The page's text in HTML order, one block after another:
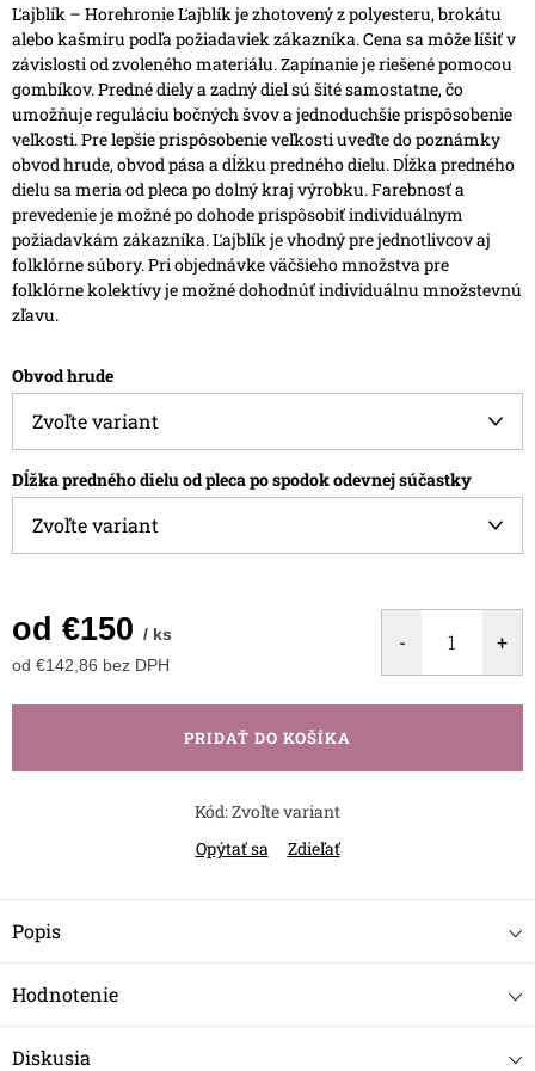
Ľajblík – HorehronieĽajblík je zhotovený z polyesteru, brokátu
alebo kašmíru podľa požiadaviek zákazníka. Cena sa môže líšiť v
závislosti od zvoleného materiálu.Zapínanie je riešené pomocou
gombíkov. Predné diely a zadný diel sú šité samostatne, čo
umožňuje reguláciu bočných švov a jednoduchšie prispôsobenie
veľkosti.Pre lepšie prispôsobenie veľkosti uveďte do poznámky
obvod hrude, obvod pása a dĺžku predného dielu. Dĺžka predného
dielu sa meria od pleca po dolný kraj výrobku.Farebnosť a
prevedenie je možné po dohode prispôsobiť individuálnym
požiadavkám zákazníka.Ľajblík je vhodný pre jednotlivcov aj
folklórne súbory. Pri objednávke väčšieho množstva pre
folklórne kolektívy je možné dohodnúť individuálnu množstevnú
zľavu.
Obvod hrude
Dĺžka predného dielu od pleca po spodok odevnej súčastky
od €150 / ks
od €142,86 bez DPH
cena:
PRIDAŤ DO KOŠÍKA
Kód:Zvoľte variant
Opýtať sa
Zdieľať
Popis
Hodnotenie
Diskusia